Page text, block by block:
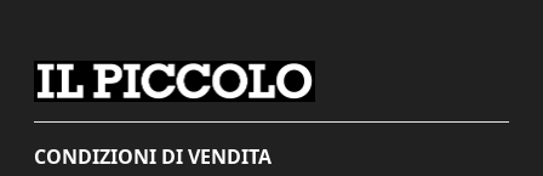
CONDIZIONI DI VENDITA